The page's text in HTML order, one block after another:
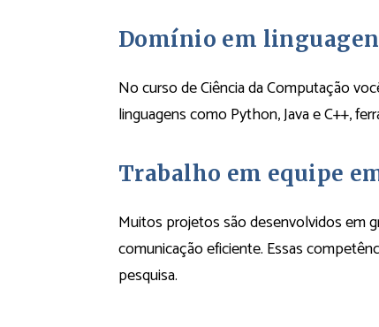
Domínio em
No curso de Ciência da Computação
linguagens como Python, Java e C++,
Trabalho em equipe
Muitos projetos são desenvolvidos em
comunicação eficiente. Essas
pesquisa.